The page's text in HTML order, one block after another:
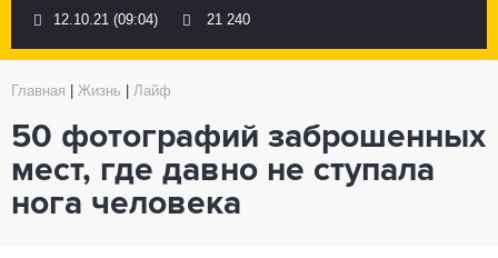
12.10.21 (09:04) 21 240
Главная Жизнь Лайф
50 фотографий заброшенных
мест, где давно не ступала
нога человека